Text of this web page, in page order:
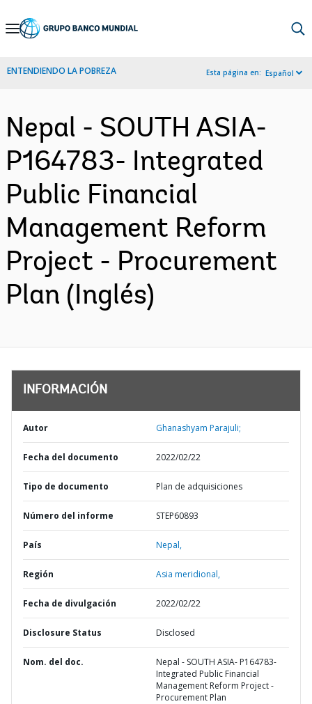
Skip
Navigation
ENTENDIENDO LA POBREZA Esta página en: Español
Nepal - SOUTH ASIA-
P164783- Integrated
Public Financial
Management Reform
Project - Procurement
Plan (Inglés)
INFORMACIÓN
Autor Ghanashyam Parajuli;
Fecha del documento 2022/02/22
Tipo de documento Plan de adquisiciones
Número del informe STEP60893
País Nepal,
Región Asia meridional,
Fecha de divulgación 2022/02/22
Disclosure Status Disclosed
Nom. del doc.
Nepal - SOUTH ASIA- P164783-
Integrated Public Financial
Management Reform Project -
Procurement Plan